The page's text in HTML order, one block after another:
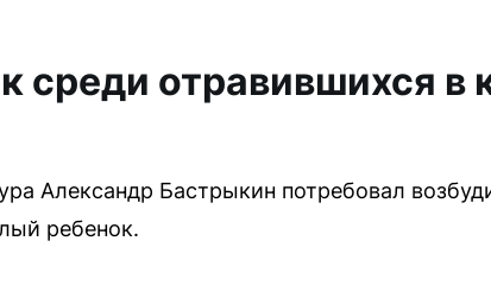
среди отравившихся в
Александр Бастрыкин потребовал
ребенок.